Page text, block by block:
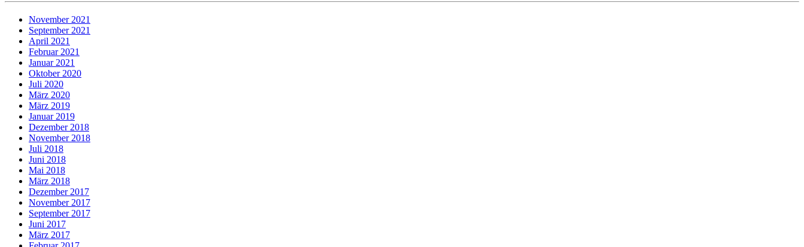
November 2021
September 2021
April 2021
Februar 2021
Januar 2021
Oktober 2020
Juli 2020
März 2020
März 2019
Januar 2019
Dezember 2018
November 2018
Juli 2018
Juni 2018
Mai 2018
März 2018
Dezember 2017
November 2017
September 2017
Juni 2017
März 2017